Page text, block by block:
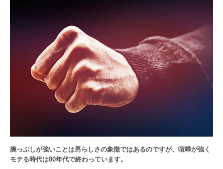
腕っぷしが強いことは男らしさの象徴ではあるのですが、喧嘩が強く
モテる時代は80年代で終わっています。